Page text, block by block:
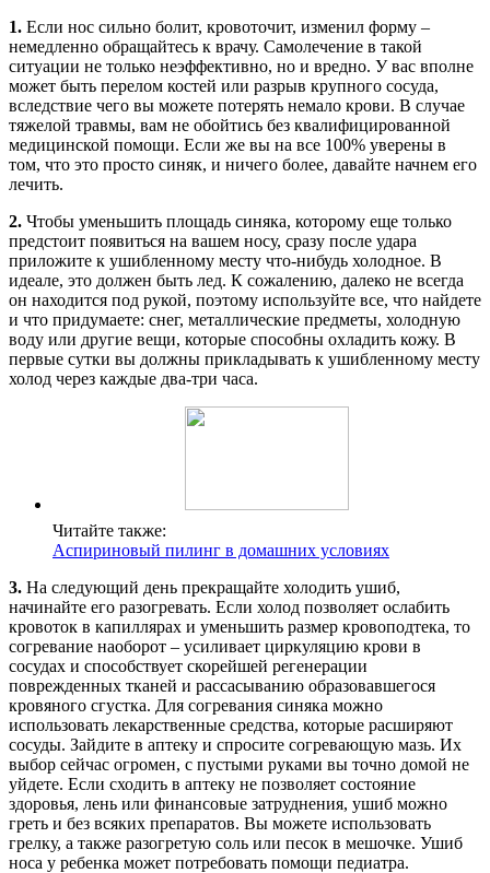
1. Если нос сильно болит, кровоточит, изменил форму –
немедленно обращайтесь к врачу. Самолечение в такой
ситуации не только неэффективно, но и вредно. У вас вполне
может быть перелом костей или разрыв крупного сосуда,
вследствие чего вы можете потерять немало крови. В случае
тяжелой травмы, вам не обойтись без квалифицированной
медицинской помощи. Если же вы на все 100% уверены в
том, что это просто синяк, и ничего более, давайте начнем его
лечить.
2. Чтобы уменьшить площадь синяка, которому еще только
предстоит появиться на вашем носу, сразу после удара
приложите к ушибленному месту что-нибудь холодное. В
идеале, это должен быть лед. К сожалению, далеко не всегда
он находится под рукой, поэтому используйте все, что найдете
и что придумаете: снег, металлические предметы, холодную
воду или другие вещи, которые способны охладить кожу. В
первые сутки вы должны прикладывать к ушибленному месту
холод через каждые два-три часа.
Читайте также:
Аспириновый пилинг в домашних условиях
3. На следующий день прекращайте холодить ушиб,
начинайте его разогревать. Если холод позволяет ослабить
кровоток в капиллярах и уменьшить размер кровоподтека, то
согревание наоборот – усиливает циркуляцию крови в
сосудах и способствует скорейшей регенерации
поврежденных тканей и рассасыванию образовавшегося
кровяного сгустка. Для согревания синяка можно
использовать лекарственные средства, которые расширяют
сосуды. Зайдите в аптеку и спросите согревающую мазь. Их
выбор сейчас огромен, с пустыми руками вы точно домой не
уйдете. Если сходить в аптеку не позволяет состояние
здоровья, лень или финансовые затруднения, ушиб можно
греть и без всяких препаратов. Вы можете использовать
грелку, а также разогретую соль или песок в мешочке. Ушиб
носа у ребенка может потребовать помощи педиатра.